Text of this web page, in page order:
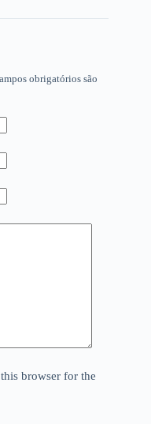
obrigatórios são
browser for the